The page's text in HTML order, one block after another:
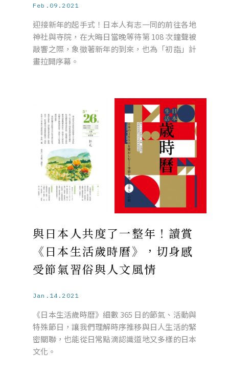
Feb.09.2021
迎接新年的起手式！日本人有志一同的前往各地
神社與寺院，在大晦日當晚等待第 108 次鐘聲被
敲響之際，象徵著新年的到來，也為「初詣」計
畫拉開序幕。
與日本人共度了一整年！讀賞
《日本生活歲時曆》，切身感
受節氣習俗與人文風情
Jan.14.2021
《日本生活歲時曆》細數 365 日的節氣、活動與
特殊節日，讓我們理解時序推移與日人生活的緊
密關聯，也能從日常點滴認識道地又多樣的日本
文化。